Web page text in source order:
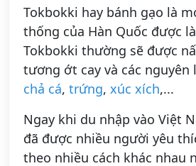
Tokbokki hay bánh gạo là
thống của Hàn Quốc được
Tokbokki thường sẽ được
tương ớt cay và các nguyên
chả cá, trứng, xúc xích,...
Ngay khi du nhập vào Việt
đã được nhiều người yêu
theo nhiều cách khác nhau